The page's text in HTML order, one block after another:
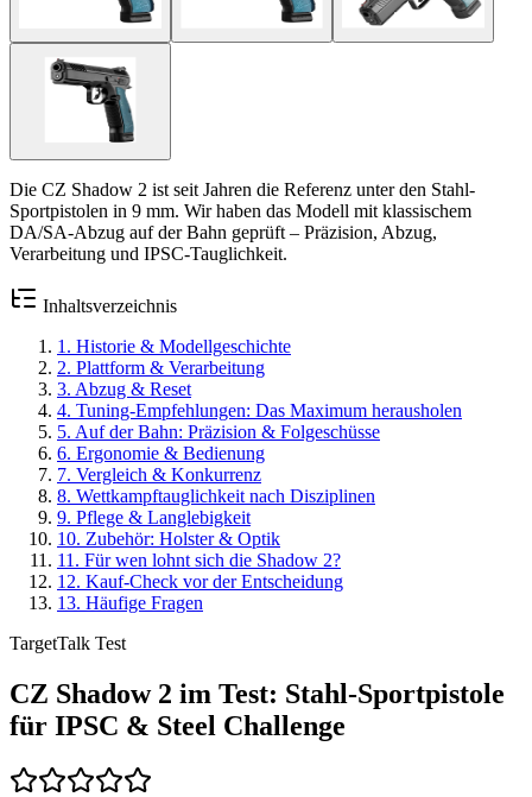
Die CZ Shadow 2 ist seit Jahren die Referenz unter den Stahl-
Sportpistolen in 9 mm. Wir haben das Modell mit klassischem
DA/SA-Abzug auf der Bahn geprüft – Präzision, Abzug,
Verarbeitung und IPSC-Tauglichkeit.
Inhaltsverzeichnis
1 . Historie & Modellgeschichte
2. Plattform & Verarbeitung
3. Abzug & Reset
4. Tuning-Empfehlungen: Das Maximum herausholen
5. Auf der Bahn: Präzision & Folgeschüsse
6. Ergonomie & Bedienung
7. Vergleich & Konkurrenz
8. Wettkampftauglichkeit nach Disziplinen
9. Pflege & Langlebigkeit
10. Zubehör: Holster & Optik
11 . Für wen lohnt sich die Shadow 2?
12. Kauf-Check vor der Entscheidung
13. Häufige Fragen
TargetTalk Test
CZ Shadow 2 im Test: Stahl-Sportpistole
für IPSC & Steel Challenge